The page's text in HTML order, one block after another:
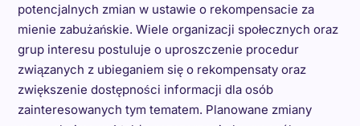
potencjalnych zmian w ustawie o rekompensacie za
mienie zabużańskie. Wiele organizacji społecznych oraz
grup interesu postuluje o uproszczenie procedur
związanych z ubieganiem się o rekompensaty oraz
zwiększenie dostępności informacji dla osób
zainteresowanych tym tematem. Planowane zmiany